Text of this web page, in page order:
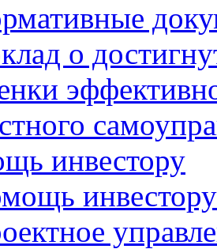
о
инвестору
инвестору